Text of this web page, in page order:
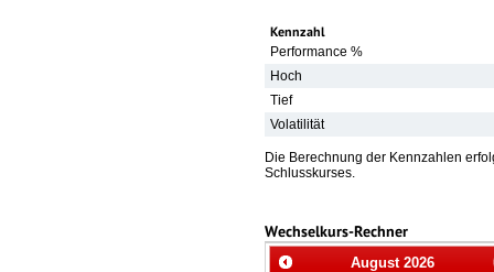
Kennzahl
Performance %
Hoch
Tief
Volatilität
Die Berechnung der Kennzahlen
Schlusskurses.
Wechselkurs-Rechner
August 2026